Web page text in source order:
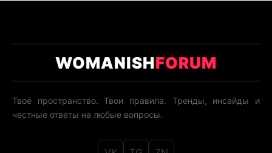
WOMANISHFORUM
Твоё пространство. Твои правила. Тренды, инсайды и
честные ответы на любые вопросы.